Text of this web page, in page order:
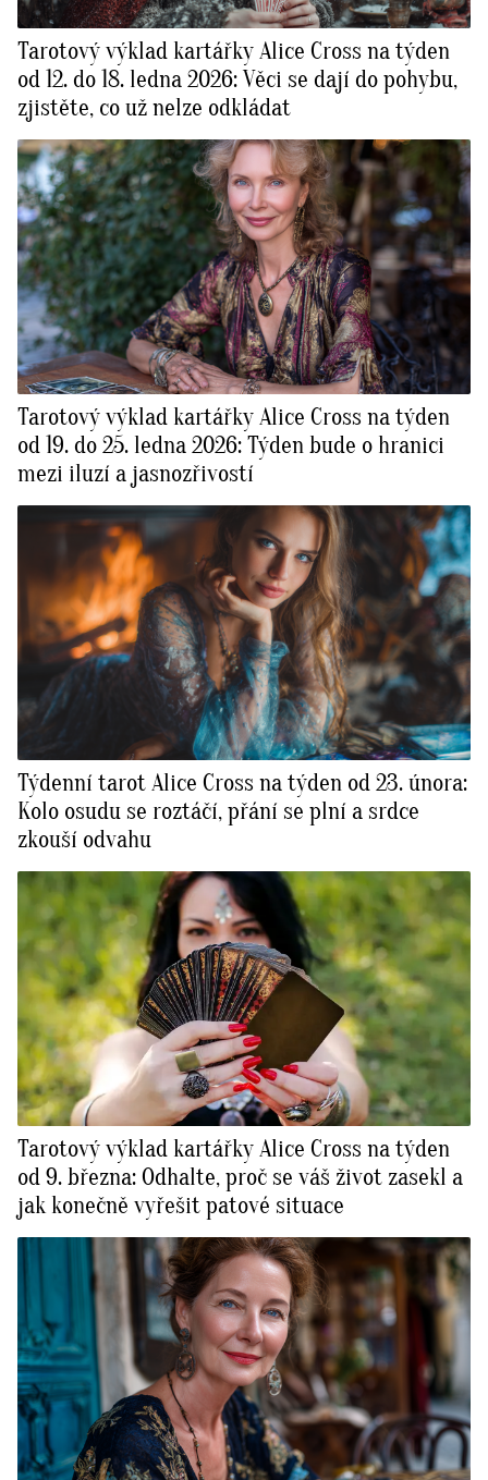
Tarotový výklad kartářky Alice Cross na týden
od 12. do 18. ledna 2026: Věci se dají do pohybu,
zjistěte, co už nelze odkládat
Tarotový výklad kartářky Alice Cross na týden
od 19. do 25. ledna 2026: Týden bude o hranici
mezi iluzí a jasnozřivostí
Týdenní tarot Alice Cross na týden od 23. února:
Kolo osudu se roztáčí, přání se plní a srdce
zkouší odvahu
Tarotový výklad kartářky Alice Cross na týden
od 9. března: Odhalte, proč se váš život zasekl a
jak konečně vyřešit patové situace